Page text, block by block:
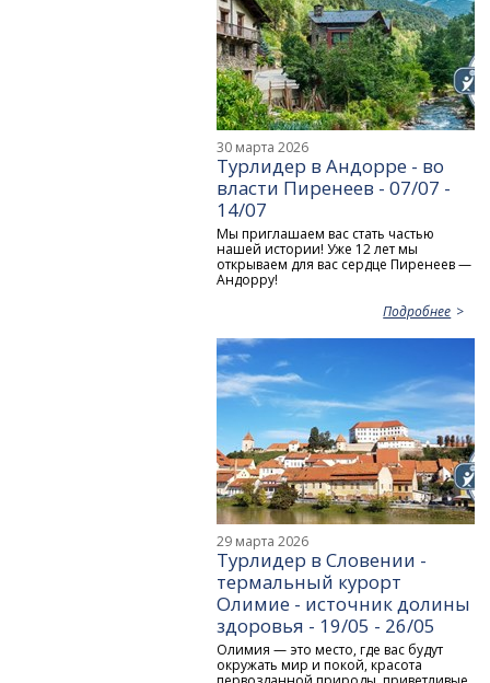
30 марта 2026
Турлидер в Андорре - во
власти Пиренеев - 07/07 -
14/07
Мы приглашаем вас стать частью
нашей истории! Уже 12 лет мы
открываем для вас сердце Пиренеев —
Андорру!
Подробнее
29 марта 2026
Турлидер в Словении -
термальный курорт
Олимие - источник долины
здоровья - 19/05 - 26/05
Олимия — это место, где вас будут
окружать мир и покой, красота